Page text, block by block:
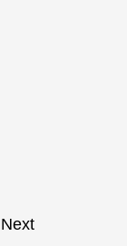
Next